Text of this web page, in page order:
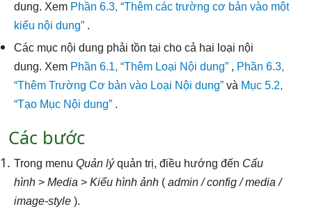
dung. Xem Phần 6.3, “Thêm các trường cơ bản vào một
kiểu nội dung” .
Các mục nội dung phải tồn tại cho cả hai loại nội
dung. Xem Phần 6.1, “Thêm Loại Nội dung” , Phần 6.3,
“Thêm Trường Cơ bản vào Loại Nội dung” và Mục 5.2,
“Tạo Mục Nội dung” .
Các bước
Trong menuQuản lýquản trị, điều hướng đến Cấu
hình >Media >Kiểu hình ảnh (admin / config / media /
image-style ).